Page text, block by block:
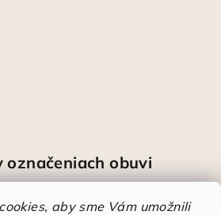
aby sme Vám umožnili
obuvi